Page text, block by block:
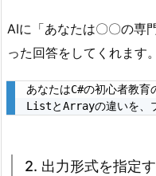
1.
1.
割
を
え
AIに「あなたは〇〇の専
った回答をしてくれます。
あなたはC#の初心者教育
ListとArrayの違いを、
2. 出力形式を指定